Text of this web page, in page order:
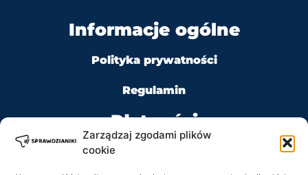
Zarządzaj zgodami plików
cookie
Informacje ogólne
Polityka prywatności
Regulamin
Płatności